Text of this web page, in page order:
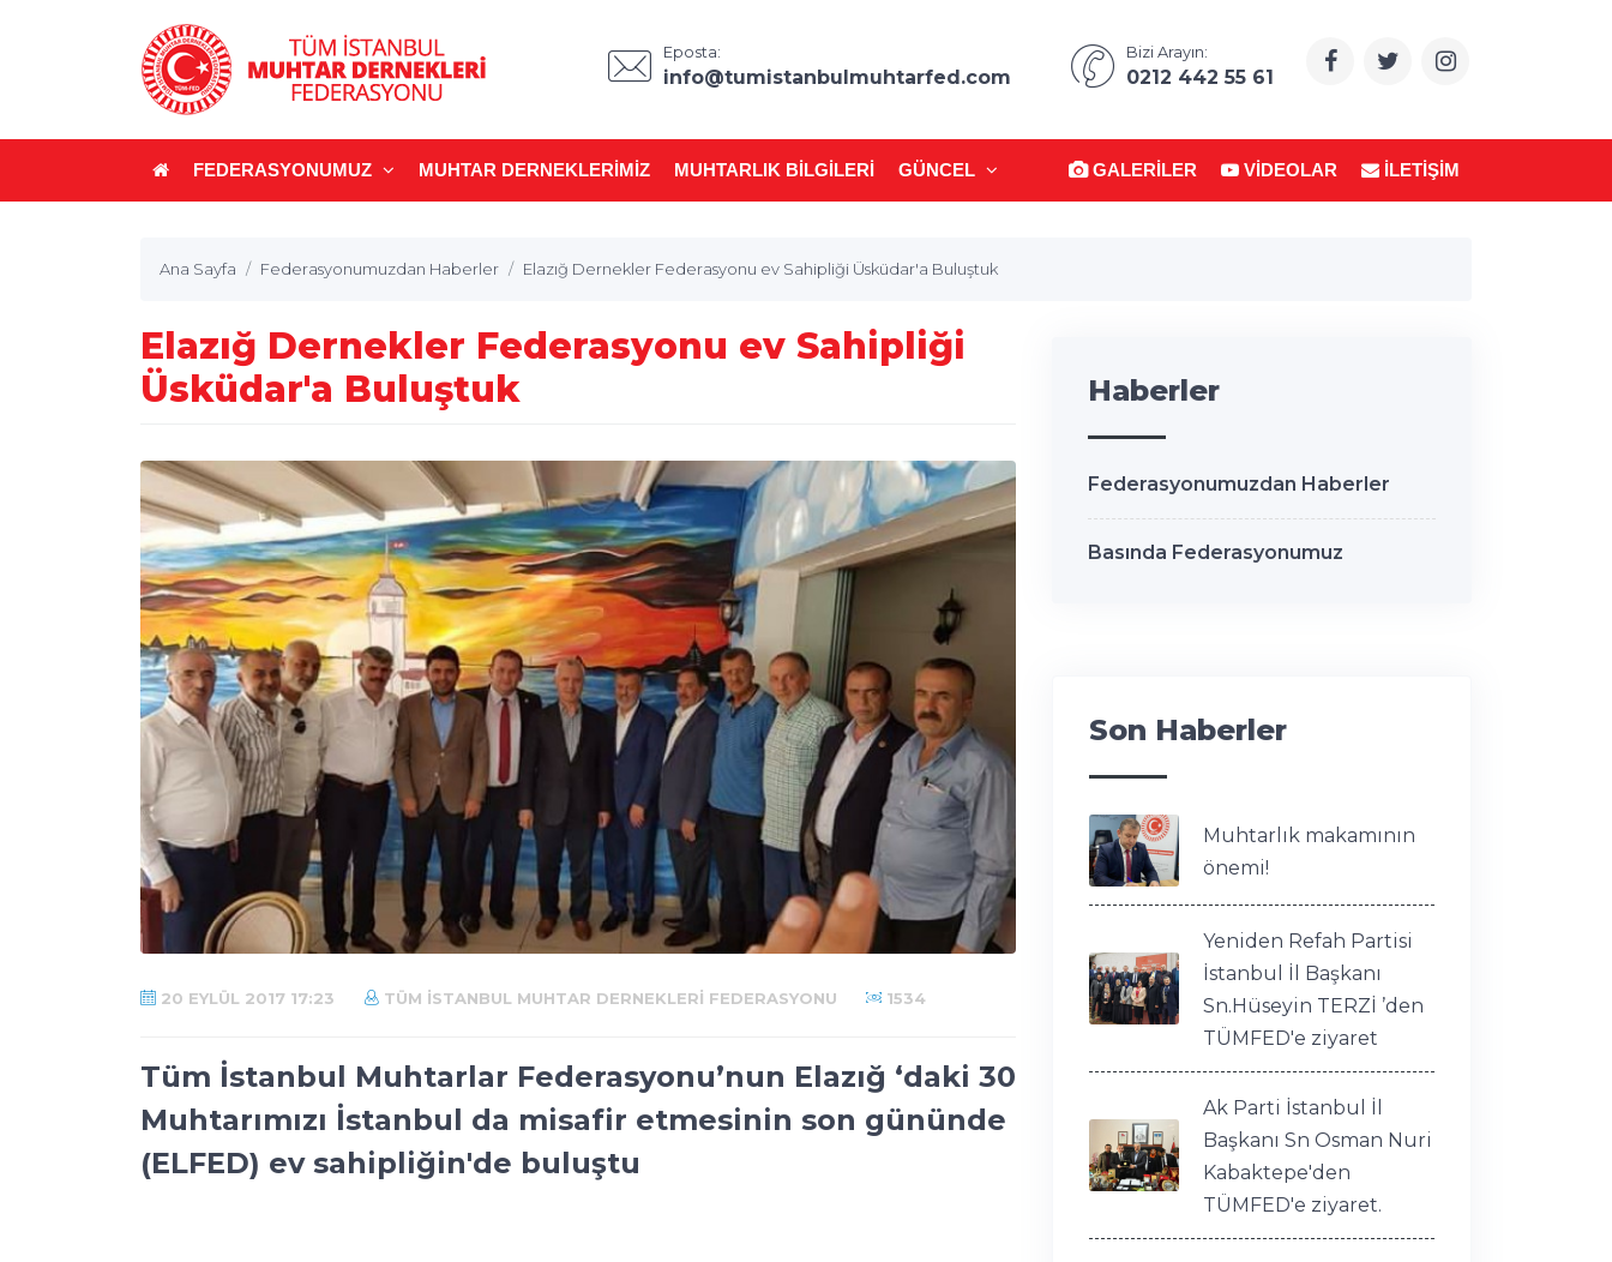
Eposta:
info@tumistanbulmuhtarfed.com
Bizi Arayın:
0212 442 55 61
FEDERASYONUMUZ MUHTAR DERNEKLERIMIZ MUHTARLIK BILGILERI GÜNCEL GALERILER VIDEOLAR İLETIŞIM
Ana Sayfa Federasyonumuzdan Haberler Elazığ Dernekler Federasyonu ev Sahipliği Üsküdar'a Buluştuk
Elazığ Dernekler Federasyonu ev Sahipliği
Üsküdar'a Buluştuk
20 EYLÜL 2017 17:23 TÜM İSTANBUL MUHTAR DERNEKLERI FEDERASYONU 1534
Tüm İstanbul Muhtarlar Federasyonu’nun Elazığ ‘daki 30
Muhtarımızı İstanbul da misafir etmesinin son gününde
(ELFED) ev sahipliğin'de buluştu
Haberler
Federasyonumuzdan Haberler
Basında Federasyonumuz
Son Haberler
Muhtarlık makamının
önemi!
Yeniden Refah Partisi
İstanbul İl Başkanı
Sn.Hüseyin TERZİ ’den
TÜMFED'e ziyaret
Ak Parti İstanbul İl
Başkanı Sn Osman Nuri
Kabaktepe'den
TÜMFED'e ziyaret.